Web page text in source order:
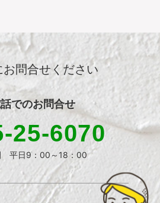
お問合せください
でのお問合せ
25-6070
平日9：00～18：00